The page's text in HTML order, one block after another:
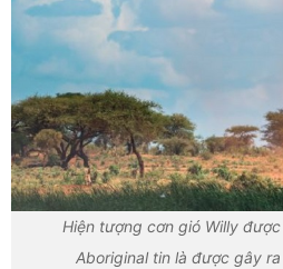
Hiện tượng cơn gió Willy
Aboriginal tin là được gây